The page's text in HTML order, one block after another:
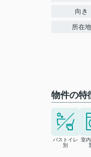
向き
所在地
物件の特
バストイレ
別
室